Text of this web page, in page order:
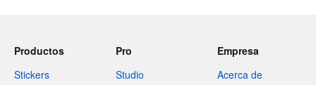
Productos
Stickers
Pro
Studio
Empresa
Acerca de